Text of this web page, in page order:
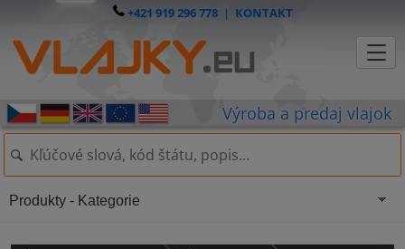
+421 919 296 778| KONTAKT
Produkty - Kategorie